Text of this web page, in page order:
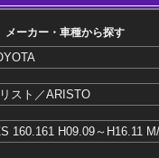
メーカー・車種から探す